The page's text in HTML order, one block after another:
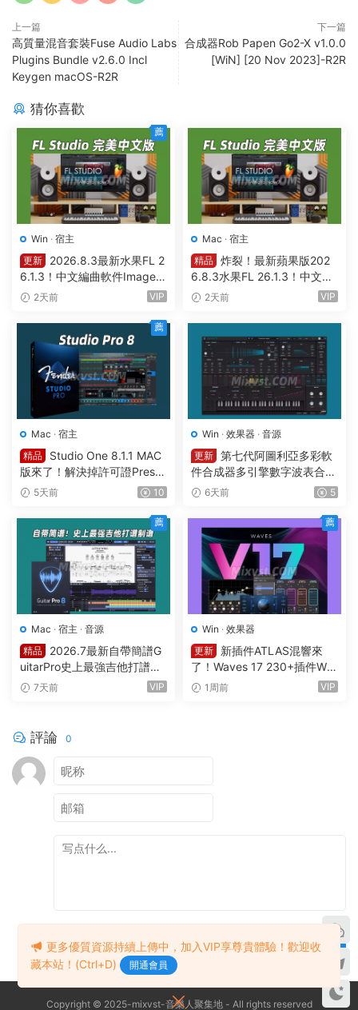
上一篇
高質量混音套裝Fuse Audio Labs
Plugins Bundle v2.6.0 Incl
Keygen macOS-R2R
下一篇
合成器Rob Papen Go2-X v1.0.0
[WiN] [20 Nov 2023]-R2R
猜你喜歡
Win · 宿主
更新
2026.8.3最新水果FL 2
6.1.3！中文編曲軟件Image-L
ine – FL Studio Producer Edi
ugins WIN
2天前 VIP
薦
Mac · 宿主
精品 炸裂！最新蘋果版202
6.8.3水果FL 26.1.3！中文編
曲軟件Image Line-FL Studio
36 (All Plugins Edition) GUIS
EPPE MAC
2天前 VIP
Mac · 宿主
精品
Studio One 8.1.1 MAC
版來了！解決掉許可證Preso
nus Studio One Pro 8 v8.1.1
ender Studio Pro 8
5天前 10
薦
Win · 效果器 · 音源
更新 第七代阿圖利亞多彩軟
件合成器多引擎數字波表合成
器 Arturia Pigments v7.0.1 C
6天前 5
Mac · 宿主 · 音源
精品
2026.7最新自帶簡譜G
uitarPro史上最強吉他打譜制
譜Guitar Pro 8.1.5-31 macO
7天前 VIP
薦
Win · 效果器
更新
新插件ATLAS混響來
了！Waves 17 230+插件Wa
ves Ultimate v2026.07.27 In
1周前 VIP
薦
評論 0
提交
Copyright © 2025-mixvst-音樂人聚集地 - All rights reserved
更多優質資源持續上傳中，加入VIP享尊貴體驗！歡迎收
藏本站！(Ctrl+D)
開通會員